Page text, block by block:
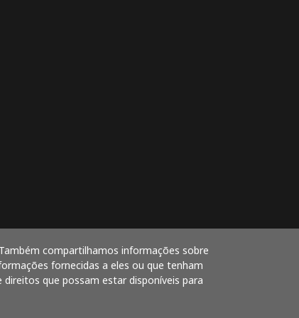
compartilhamos informações sobre
fornecidas a eles ou que tenham
que possam estar disponíveis para